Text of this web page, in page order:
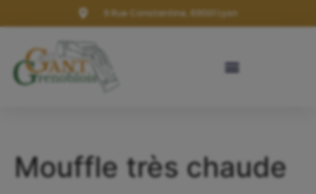
9 Rue Constantine, 69001 Lyon
Mouffle très chaude